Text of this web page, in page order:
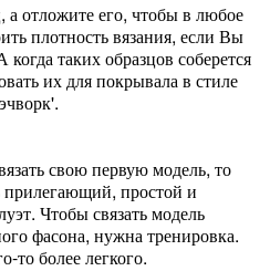
а отложите его, чтобы в любое
плотность вязания, если Вы
когда таких образцов соберется
их для покрывала в стиле
свою первую модель, то
прилегающий, простой и
Чтобы связать модель
фасона, нужна тренировка.
то более легкого.